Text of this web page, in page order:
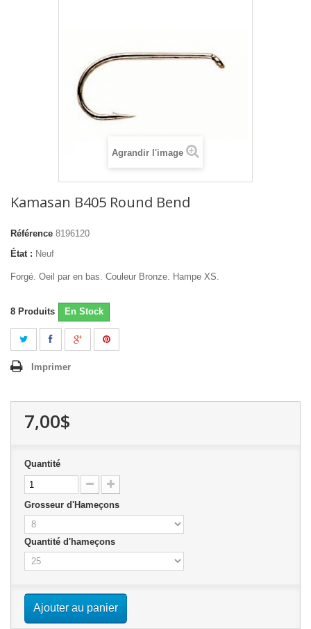
Agrandir l'image
Kamasan B405 Round Bend
Référence 8196120
État : Neuf
Forgé. Oeil par en bas. Couleur Bronze. Hampe XS.
8 Produits En Stock
Imprimer
7,00$
Quantité
Grosseur d'Hameçons
Quantité d'hameçons
Ajouter au panier